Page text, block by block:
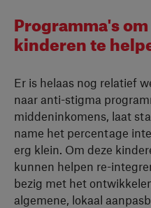
Programma's
kinderen te
Er is helaas nog relatief
naar anti-stigma
middeninkomens, laat
name het percentage
erg klein. Om deze
kunnen helpen re-
bezig met het
algemene, lokaal